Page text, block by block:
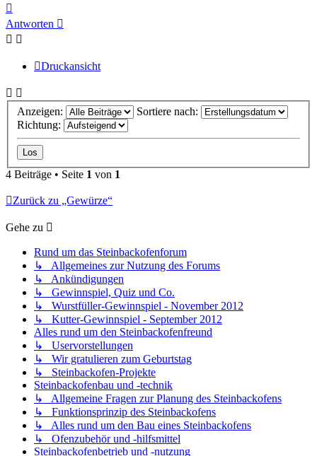
oben
Antworten
Druckansicht
Anzeigen:
Sortiere nach:
Richtung:
4 Beiträge • Seite 1 von 1
Zurück zu „Gewürze“
Gehe zu
Rund um das Steinbackofenforum
↳ Allgemeines zur Nutzung des Forums
↳ Ankündigungen
↳ Gewinnspiel, Quiz und Co.
↳ Wurstfüller-Gewinnspiel - November 2012
↳ Kutter-Gewinnspiel - September 2012
Alles rund um den Steinbackofenfreund
↳ Uservorstellungen
↳ Wir gratulieren zum Geburtstag
↳ Steinbackofen-Projekte
Steinbackofenbau und -technik
↳ Allgemeine Fragen zur Planung des Steinbackofens
↳ Funktionsprinzip des Steinbackofens
↳ Alles rund um den Bau eines Steinbackofens
↳ Ofenzubehör und -hilfsmittel
Steinbackofenbetrieb und -nutzung